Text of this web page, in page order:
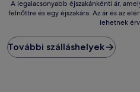
A
legalacsonyabb
ár,
amelyet
az
A legalacsonyabb éjszakánkénti ár,
felnőttre és egy éjszakára. Az ár és az
lehetnek
További szálláshelyek